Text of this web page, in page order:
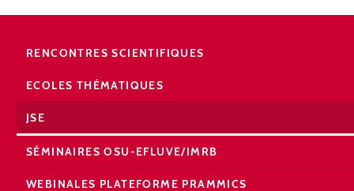
RENCONTRES SCIENTIFIQUES
ECOLES THÉMATIQUES
JSE
SÉMINAIRES OSU-EFLUVE/IMRB
WEBINALES PLATEFORME PRAMMICS